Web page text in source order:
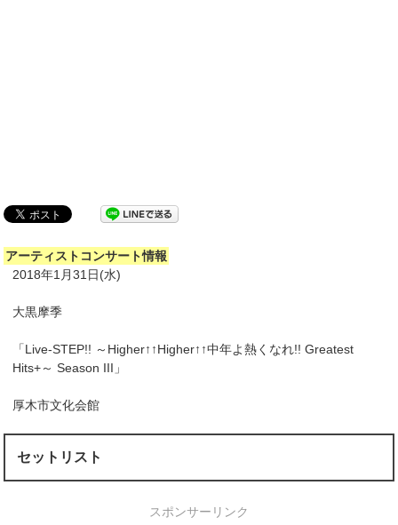
アーティストコンサート情報
2018年1月31日(水)
大黒摩季
「Live-STEP!! ～Higher↑↑Higher↑↑中年よ熱くなれ!! Greatest
Hits+～ Season III」
厚木市文化会館
セットリスト
スポンサーリンク